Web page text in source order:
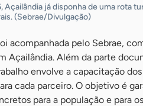
Açailândia já disponha de uma rota
(Sebrae/Divulgação)
acompanhada pelo Sebrae,
Açailândia. Além da parte
envolve a capacitação
cada parceiro. O objetivo é
para a população e para